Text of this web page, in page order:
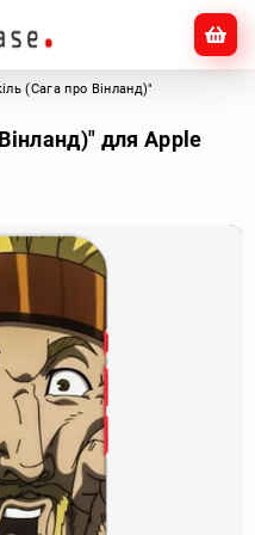
(Сага про Вінланд)"
для Apple